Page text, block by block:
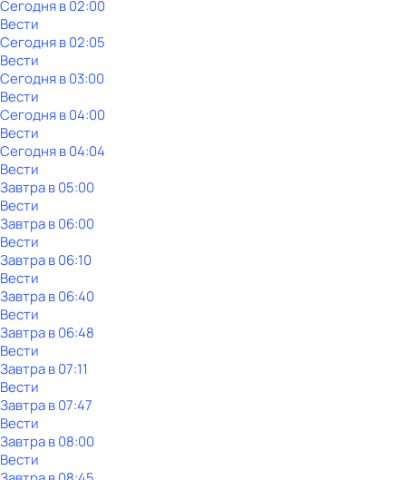
Сегодня в 02:00
Вести
Сегодня в 02:05
Вести
Сегодня в 03:00
Вести
Сегодня в 04:00
Вести
Сегодня в 04:04
Вести
Завтра в 05:00
Вести
Завтра в 06:00
Вести
Завтра в 06:10
Вести
Завтра в 06:40
Вести
Завтра в 06:48
Вести
Завтра в 07:11
Вести
Завтра в 07:47
Вести
Завтра в 08:00
Вести